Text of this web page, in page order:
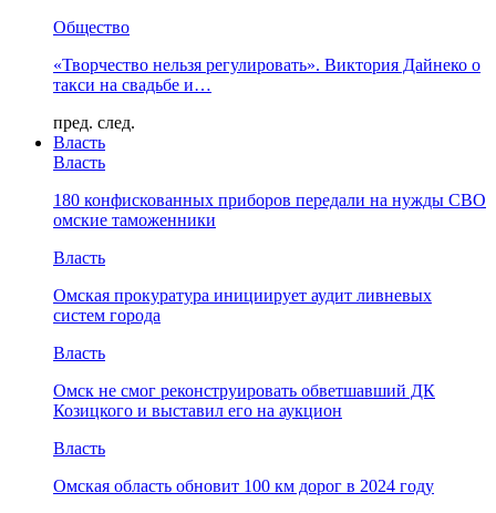
Общество
«Творчество нельзя регулировать». Виктория Дайнеко о
такси на свадьбе и…
пред. след.
Власть
Власть
180 конфискованных приборов передали на нужды СВО
омские таможенники
Власть
Омская прокуратура инициирует аудит ливневых
систем города
Власть
Омск не смог реконструировать обветшавший ДК
Козицкого и выставил его на аукцион
Власть
Омская область обновит 100 км дорог в 2024 году